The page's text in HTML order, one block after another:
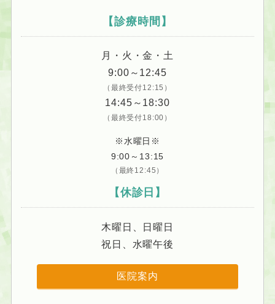
【診療時間】
月・火・金・土
9:00～12:45
（最終受付12:15）
14:45～18:30
（最終受付18:00）
※水曜日※
9:00～13:15
（最終12:45）
【休診日】
木曜日、日曜日
祝日、水曜午後
医院案内